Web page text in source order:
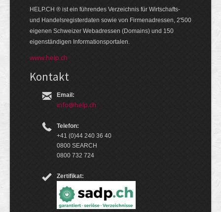
HELP.CH ® ist ein führendes Ver­zeich­nis für Wirt­schafts-
und Handels­register­daten so­wie von Firmen­adressen, 2'500
eige­nen Schweizer Web­adressen (Domains) und 150
eigen­ständigen Infor­mations­por­talen.
www.help.ch
Kontakt
Email:
info@help.ch
Telefon:
+41 (0)44 240 36 40
0800 SEARCH
0800 732 724
Zertifikat: